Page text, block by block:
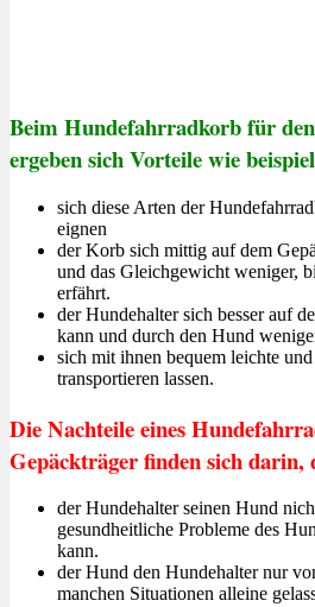
Beim Hundefahrradkorb für
ergeben sich Vorteile wie
sich diese Arten der
eignen
der Korb sich mittig auf dem
und das Gleichgewicht weniger,
erfährt.
der Hundehalter sich besser auf
kann und durch den Hund
sich mit ihnen bequem leichte und
transportieren lassen.
Die Nachteile eines
Gepäckträger finden sich darin,
der Hundehalter seinen Hund
gesundheitliche Probleme des
kann.
der Hund den Hundehalter nur
manchen Situationen alleine